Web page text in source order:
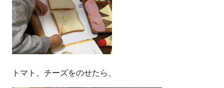
トマト、チーズをのせたら、